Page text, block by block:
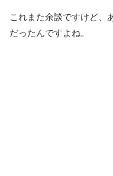
これまた余談ですけど、
だったんですよね。